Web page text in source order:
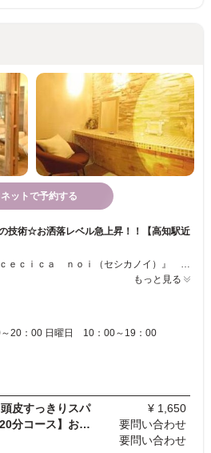
ネットで予約する
技術☆お洒落レベル急上昇！！【高知駅近
もっと見る
20：00 日曜日 10：00～19：00
皮すっきりスパ
¥ 1,650
お悩み解消スパ/個室【120分コース】お電話でのご予…
要問い合わせ
要問い合わせ